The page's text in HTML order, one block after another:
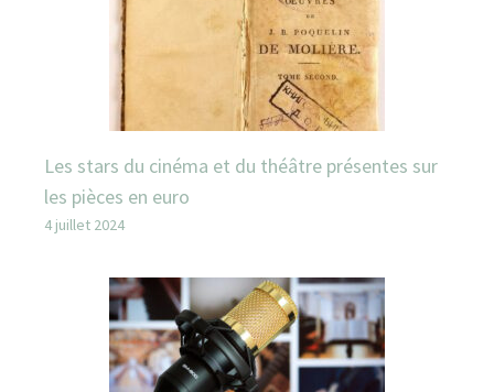
Les stars du cinéma et du théâtre présentes sur
les pièces en euro
4 juillet 2024